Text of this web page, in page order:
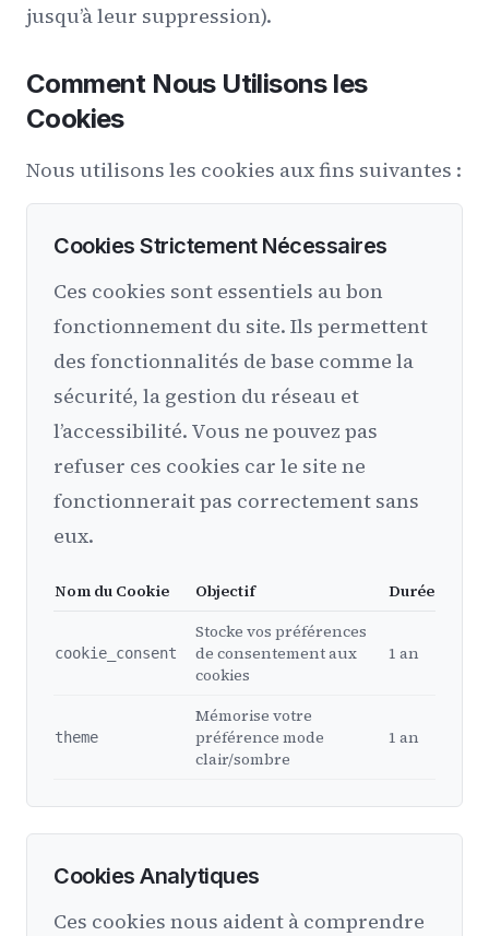
jusqu’à leur suppression).
Comment Nous Utilisons les
Cookies
Nous utilisons les cookies aux fins suivantes :
Cookies Strictement Nécessaires
Ces cookies sont essentiels au bon
fonctionnement du site. Ils permettent
des fonctionnalités de base comme la
sécurité, la gestion du réseau et
l’accessibilité. Vous ne pouvez pas
refuser ces cookies car le site ne
fonctionnerait pas correctement sans
eux.
Nom du Cookie Objectif Durée
cookie_consent
Stocke vos préférences
de consentement aux
cookies
1 an
theme
Mémorise votre
préférence mode
clair/sombre
1 an
Cookies Analytiques
Ces cookies nous aident à comprendre